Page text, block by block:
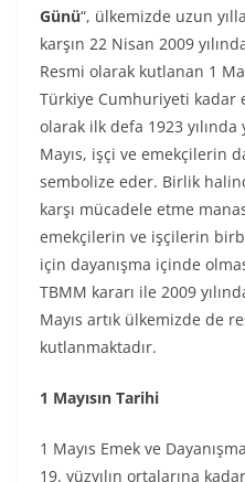
Günü“, ülkemizde uzun
karşın 22 Nisan 2009
Resmi olarak kutlanan 1
Türkiye Cumhuriyeti kadar
olarak ilk defa 1923
Mayıs, işçi ve emekçilerin
sembolize eder. Birlik
karşı mücadele etme
emekçilerin ve işçilerin
için dayanışma içinde
TBMM kararı ile 2009
Mayıs artık ülkemizde de
kutlanmaktadır.
1 Mayısın Tarihi
1 Mayıs Emek ve
19. yüzyılın ortalarına